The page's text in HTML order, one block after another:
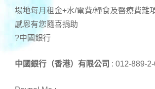
場地每月租金+水/電費/糧食及醫療費雜
感恩有您隨喜捐助
?中國銀行
中國銀行（香港）有限公司 : 012-889-